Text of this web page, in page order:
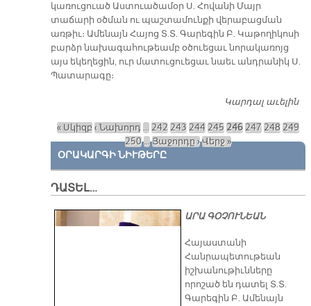
կառուցուած Աստուածամօր Ս. Հովանի Մայր
տաճարի օծման ու պաշտամունքի վերաբացման
առթիւ։ Ամենայն Հայոց Տ.Տ. Գարեգին Բ. Կաթողիկոսի
բարձր նախագահութեամբ օծուեցաւ նորակառոյց
այս եկեղեցին, ուր մատուցուեցաւ նաեւ անդրանիկ Ս.
Պատարագը։
Կարդալ աւելին
Էջեր
« Սկիզբ‹ Նախորդ … 242 243 244 245 246 247 248 249
250…Յաջորդը ›Վերջ »
ՕՐԱԿԱՐԳԻ ՆԻՒԹԵՐԸ
ԴԱՏԵԼ…
ԱՐԱ ԳՕՉՈՒՆԵԱՆ
​Հայաստանի
Հանրապետութեան
իշխանութիւնները
որոշած են դատել Տ.Տ.
Գարեգին Բ. Ամենայն